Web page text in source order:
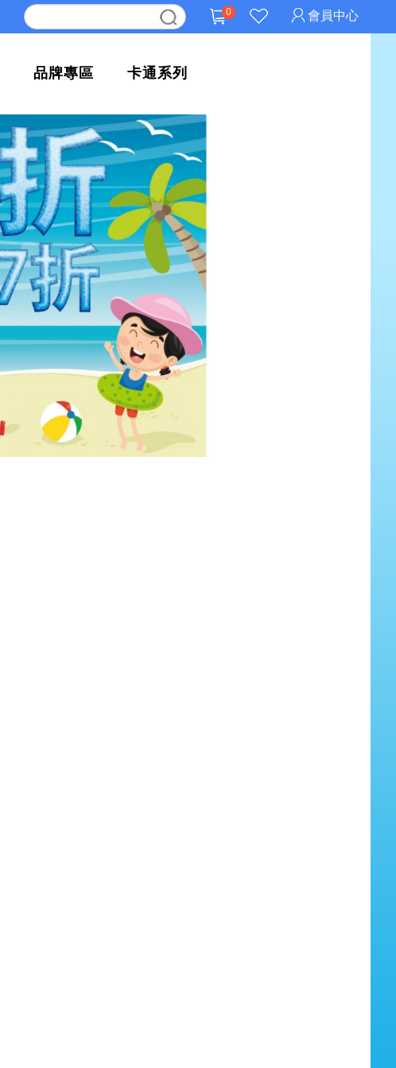
會員中心
0
品牌專區 卡通系列